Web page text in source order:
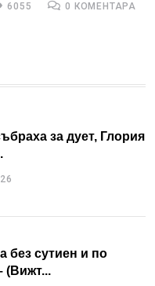
6055 0 КОМЕНТАРА
за дует, Глория
без сутиен и по
(Вижт...